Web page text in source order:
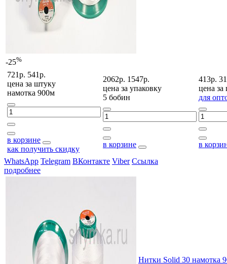
-25%
721р. 541р.
цена за штуку
намотка 900м
в корзине
как получить скидку
2062р. 1547р.
цена за упаковку
5 бобин
в корзине
413р.
цена за
для
в
WhatsApp Telegram ВКонтакте Viber Ссылка
подробнее
Нитки Solid 30 намотка